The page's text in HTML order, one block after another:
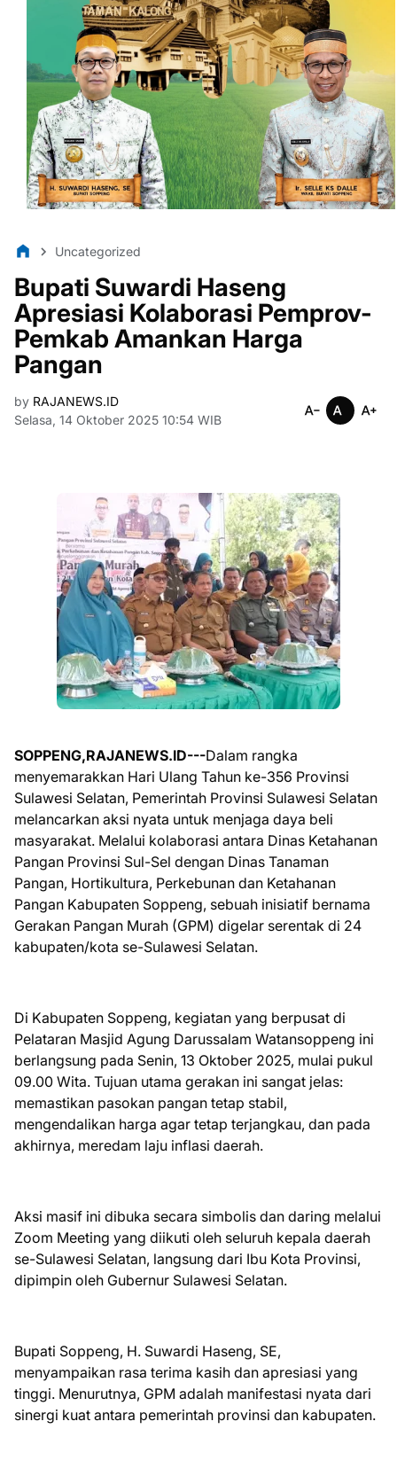
Uncategorized
Bupati Suwardi Haseng
Apresiasi Kolaborasi Pemprov-
Pemkab Amankan Harga
Pangan
by RAJANEWS.ID
Selasa, 14 Oktober 2025 10:54 WIB
SOPPENG,RAJANEWS.ID---Dalam rangka
menyemarakkan Hari Ulang Tahun ke-356 Provinsi
Sulawesi Selatan, Pemerintah Provinsi Sulawesi Selatan
melancarkan aksi nyata untuk menjaga daya beli
masyarakat. Melalui kolaborasi antara Dinas Ketahanan
Pangan Provinsi Sul-Sel dengan Dinas Tanaman
Pangan, Hortikultura, Perkebunan dan Ketahanan
Pangan Kabupaten Soppeng, sebuah inisiatif bernama
Gerakan Pangan Murah (GPM) digelar serentak di 24
kabupaten/kota se-Sulawesi Selatan.
Di Kabupaten Soppeng, kegiatan yang berpusat di
Pelataran Masjid Agung Darussalam Watansoppeng ini
berlangsung pada Senin, 13 Oktober 2025, mulai pukul
09.00 Wita. Tujuan utama gerakan ini sangat jelas:
memastikan pasokan pangan tetap stabil,
mengendalikan harga agar tetap terjangkau, dan pada
akhirnya, meredam laju inflasi daerah.
Aksi masif ini dibuka secara simbolis dan daring melalui
Zoom Meeting yang diikuti oleh seluruh kepala daerah
se-Sulawesi Selatan, langsung dari Ibu Kota Provinsi,
dipimpin oleh Gubernur Sulawesi Selatan.
Bupati Soppeng, H. Suwardi Haseng, SE,
menyampaikan rasa terima kasih dan apresiasi yang
tinggi. Menurutnya, GPM adalah manifestasi nyata dari
sinergi kuat antara pemerintah provinsi dan kabupaten.